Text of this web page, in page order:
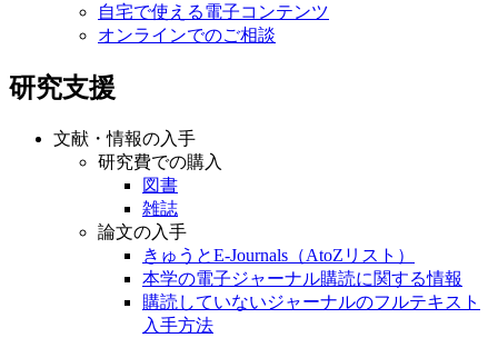
自宅で使える電子コンテンツ
オンラインでのご相談
研究支援
文献・情報の入手
研究費での購入
図書
雑誌
論文の入手
きゅうとE-Journals（AtoZリスト）
本学の電子ジャーナル購読に関する情報
購読していないジャーナルのフルテキスト
入手方法